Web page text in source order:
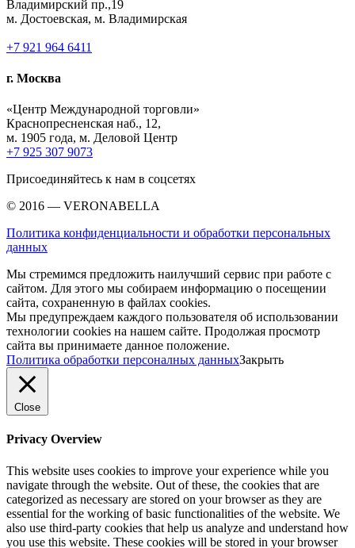
Владимирский пр.,19
м. Достоевская, м. Владимирская
+7 921 964 6411
г. Москва
«Центр Международной торговли»
Краснопресненская наб., 12,
м. 1905 года, м. Деловой Центр
+7 925 307 9073
Присоединяйтесь к нам в соцсетях
© 2016 — VERONABELLA
Политика конфиденциальности и обработки персональных
данных
Мы стремимся предложить наилучший сервис при работе с
сайтом. Для этого мы собираем информацию о посещении
сайта, сохраненную в файлах cookies.
Мы предупреждаем каждого пользователя об использовании
технологии cookies на нашем сайте. Продолжая просмотр
сайта вы принимаете данное положение.
Политика обработки персоналных данныхЗакрыть
Close
Privacy Overview
This website uses cookies to improve your experience while you
navigate through the website. Out of these, the cookies that are
categorized as necessary are stored on your browser as they are
essential for the working of basic functionalities of the website. We
also use third-party cookies that help us analyze and understand how
you use this website. These cookies will be stored in your browser